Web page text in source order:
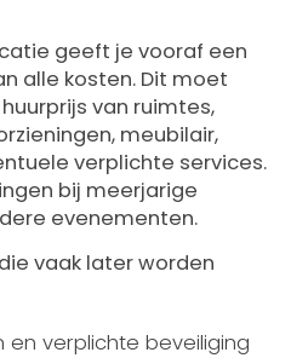
geeft je vooraf een
alle kosten. Dit moet
van ruimtes,
meubilair,
verplichte services.
bij meerjarige
evenementen.
vaak later worden
en verplichte beveiliging